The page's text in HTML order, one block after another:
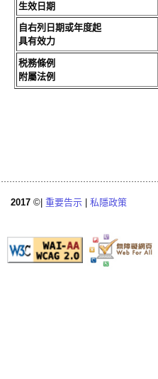
生效日期
自右列日期或年度起
具有效力
税務條例
附屬法例
2017 ©| 重要告示 私隱政策